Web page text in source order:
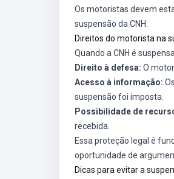
Os motoristas devem
suspensão da CNH.
Direitos do motorista na
Quando a CNH é
Direito à defesa: O
Acesso à informação:
suspensão foi imposta.
Possibilidade de
recebida.
Essa proteção legal é
oportunidade de
Dicas para evitar a